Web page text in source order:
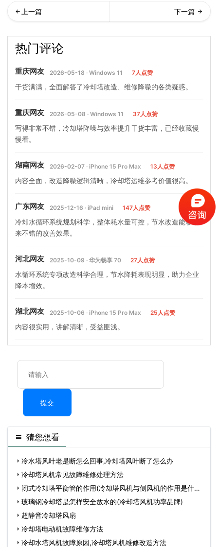
雾产生原因)…
热门评论
重庆网友 2026-05-18 · Windows 11 7人点赞
干货满满，全面解答了冷却塔改造、维修降噪的各类疑惑。
重庆网友 2026-05-08 · Windows 11 37人点赞
写得非常不错，冷却塔降噪与效率提升干货丰富，已经收藏慢
慢看。
湖南网友 2026-02-07 · iPhone 15 Pro Max 13人点赞
内容全面，改造降噪逻辑清晰，冷却塔运维参考价值很高。
广东网友 2025-12-16 · iPad mini 147人点赞
冷却水循环系统规划科学，整体耗水量可控，节水改造能够带
来不错的改善效果。
河北网友 2025-10-09 · 华为畅享 70 27人点赞
水循环系统专项改造科学合理，节水降耗表现明显，助力企业
降本增效。
湖北网友 2025-10-06 · iPhone 15 Pro Max 25人点赞
内容很实用，讲解清晰，受益匪浅。
提交
猜您想看
冷水塔风叶老是断怎么回事,冷却塔风叶断了怎么办
冷却塔风机常见故障维修处理方法
闭式冷却塔平衡管的作用(冷却塔风机与侧风机的作用是什
么）玻璃钢冷却塔是怎样安全放水的(冷却塔风机功率品牌)
超静音冷却塔风扇
冷却塔电动机故障维修方法
冷却水塔风机故障原因,冷却塔风机维修改造方法